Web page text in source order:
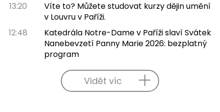
13:20
Víte to? Můžete studovat kurzy dějin umění
v Louvru v Paříži.
12:48
Katedrála Notre-Dame v Paříži slaví Svátek
Nanebevzetí Panny Marie 2026: bezplatný
program
Vidět víc